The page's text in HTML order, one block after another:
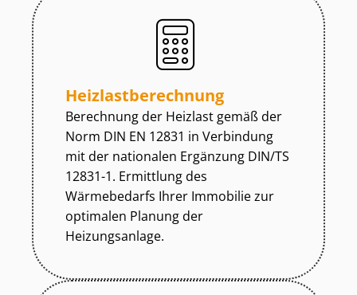
Heiz­last­be­rech­nung
Berechnung der Heizlast gemäß der
Norm DIN EN 12831 in Verbindung
mit der nationalen Ergänzung DIN/TS
12831-1. Ermittlung des
Wärmebedarfs Ihrer Immobilie zur
optimalen Planung der
Heizungsanlage.